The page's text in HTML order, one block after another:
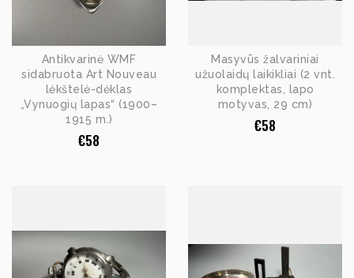
Antikvarinė WMF
sidabruota Art Nouveau
lėkštelė-dėklas
„Vynuogių lapas“ (1900–
1915 m.)
€58
Masyvūs žalvariniai
užuolaidų laikikliai (2 vnt.
komplektas, lapo
motyvas, 29 cm)
€58